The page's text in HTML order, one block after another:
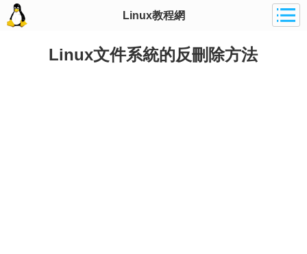
Linux教程網
Linux文件系統的反刪除方法